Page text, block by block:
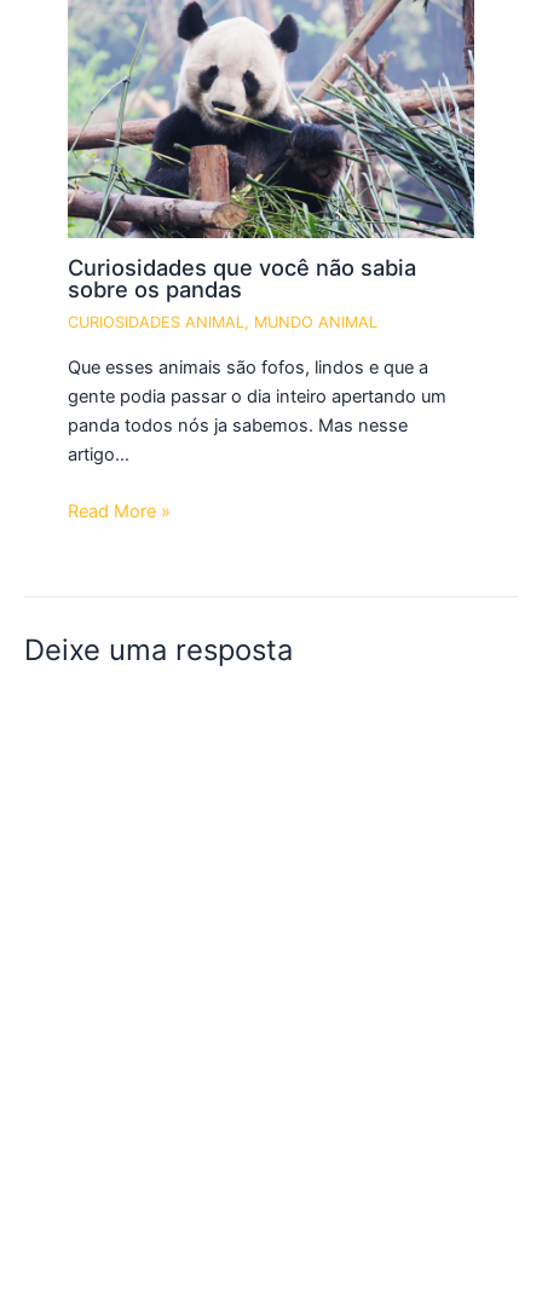
Curiosidades que você não sabia
sobre os pandas
CURIOSIDADES ANIMAL , MUNDO ANIMAL
Que esses animais são fofos, lindos e que a
gente podia passar o dia inteiro apertando um
panda todos nós ja sabemos. Mas nesse
artigo…
Read More »
Deixe uma resposta